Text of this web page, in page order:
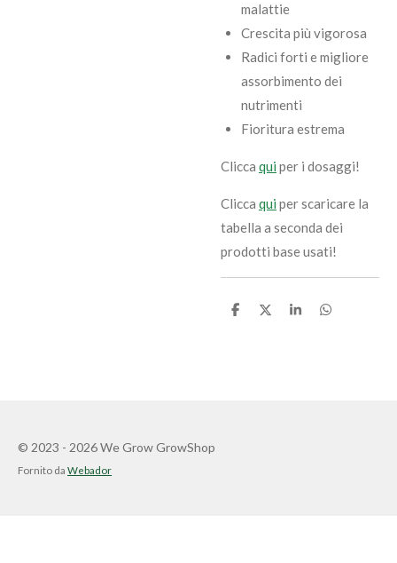
malattie
Crescita più vigorosa
Radici forti e migliore
assorbimento dei
nutrimenti
Fioritura estrema
Clicca qui per i dosaggi!
Clicca qui per scaricare la
tabella a seconda dei
prodotti base usati!
C
C
C
C
© 2023 - 2026 We Grow GrowShop
Fornito da Webador